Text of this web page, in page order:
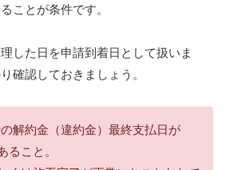
ことが条件です。
した日を申請到着日として扱いま
確認しておきましょう。
解約金（違約金）最終支払日が
ること。